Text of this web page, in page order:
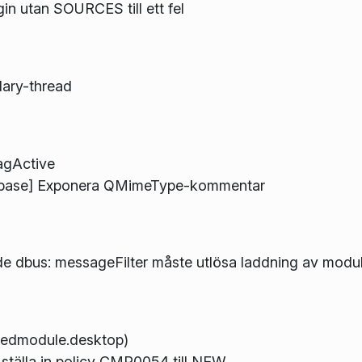
utan SOURCES till ett fel
thread
Exponera QMimeType-kommentar
dbus: messageFilter måste utlösa laddning av